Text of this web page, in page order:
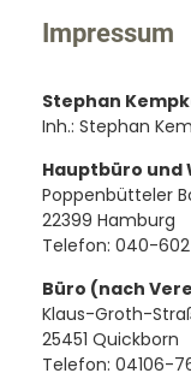
Impressum
Stephan
Inh.: Stephan
Hauptbüro und
Poppenbütteler
22399 Hamburg
Telefon: 040-602
Büro (nach
Klaus-Groth-
25451 Quickborn
Telefon: 04106-